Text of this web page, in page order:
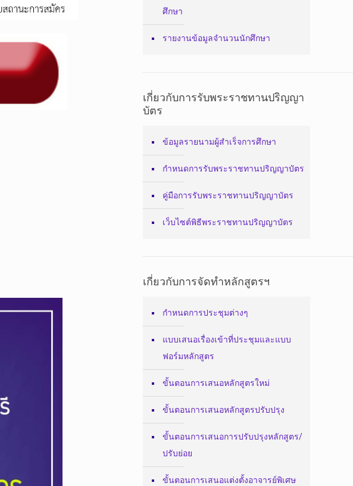
ศึกษา
รายงานข้อมูลจำนวนนักศึกษา
เกี่ยวกับการรับพระราชทานปริญญา
บัตร
ข้อมูลรายนามผู้สำเร็จการศึกษา
กำหนดการรับพระราชทานปริญญาบัตร
คู่มือการรับพระราชทานปริญญาบัตร
เว็บไซต์พิธีพระราชทานปริญญาบัตร
เกี่ยวกับการจัดทำหลักสูตรฯ
กำหนดการประชุมต่างๆ
แบบเสนอเรื่องเข้าที่ประชุมและแบบ
ฟอร์มหลักสูตร
ขั้นตอนการเสนอหลักสูตรใหม่
ขั้นตอนการเสนอหลักสูตรปรับปรุง
ขั้นตอนการเสนอการปรับปรุงหลักสูตร/
ปรับย่อย
ขั้นตอนการเสนอแต่งตั้งอาจารย์พิเศษ